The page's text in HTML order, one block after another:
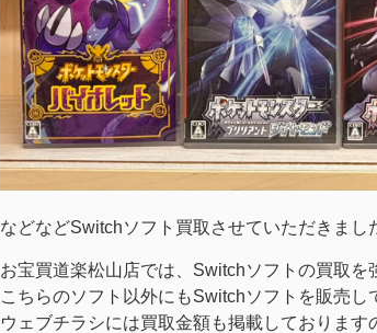
などなどSwitchソフト買取させていただきまし
お宝買道楽松山店では、Switchソフトの買取を
こちらのソフト以外にもSwitchソフトを販売し
ウェブチラシには買取金額も掲載しております